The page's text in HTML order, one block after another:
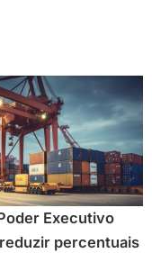
Executivo
percentuais